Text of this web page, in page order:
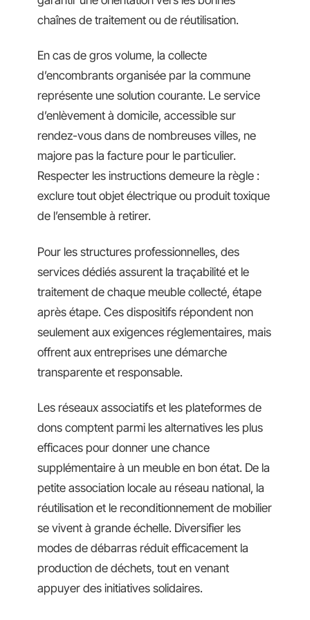
chaînes de traitement ou de réutilisation.
En cas de gros volume, la collecte
d’encombrants organisée par la commune
représente une solution courante. Le service
d’enlèvement à domicile, accessible sur
rendez-vous dans de nombreuses villes, ne
majore pas la facture pour le particulier.
Respecter les instructions demeure la règle :
exclure tout objet électrique ou produit toxique
de l’ensemble à retirer.
Pour les structures professionnelles, des
services dédiés assurent la traçabilité et le
traitement de chaque meuble collecté, étape
après étape. Ces dispositifs répondent non
seulement aux exigences réglementaires, mais
offrent aux entreprises une démarche
transparente et responsable.
Les réseaux associatifs et les plateformes de
dons comptent parmi les alternatives les plus
efficaces pour donner une chance
supplémentaire à un meuble en bon état. De la
petite association locale au réseau national, la
réutilisation et le reconditionnement de mobilier
se vivent à grande échelle. Diversifier les
modes de débarras réduit efficacement la
production de déchets, tout en venant
appuyer des initiatives solidaires.